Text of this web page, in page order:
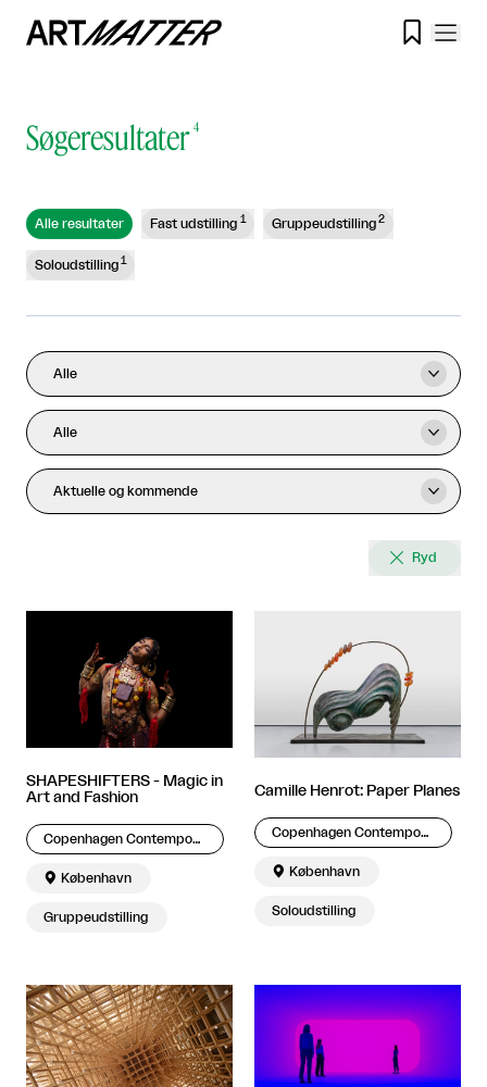

Søgeresultater 4
Alle resultater Fast udstilling 1 Gruppeudstilling 2
Soloudstilling 1
Alle 
Alle 
Aktuelle og kommende 
 Ryd
SHAPESHIFTERS - Magic in
Art and Fashion
Copenhagen Contemporary
 København
Gruppeudstilling
Camille Henrot: Paper Planes
Copenhagen Contemporary
 København
Soloudstilling